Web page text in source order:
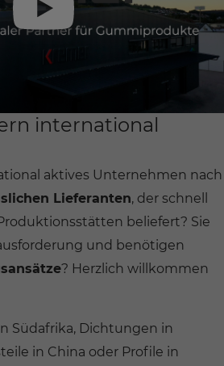
international
aktives Unternehmen nach
Lieferanten, der schnell
beliefert? Sie
und benötigen
? Herzlich willkommen
Südafrika, Dichtungen in
in China oder Profile in